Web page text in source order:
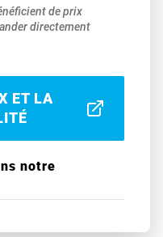
de prix
directement
ET LA
notre